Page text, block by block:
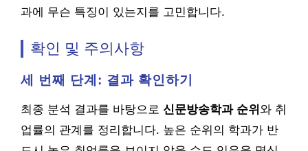
과에 무슨 특징이 있는지를 고민합니다.
확인 및 주의사항
세 번째 단계: 결과 확인하기
최종 분석 결과를 바탕으로 신문방송학과 순위 와 취
업률의 관계를 정리합니다. 높은 순위의 학과가 반